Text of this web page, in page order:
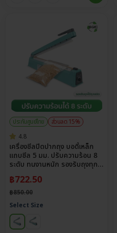
ประกันศูนย์ไทย
ส่วนลด 15%
4.8
เครื่องซีลปิดปากถุง บอดี้เหล็ก
แถบซีล 5 มม. ปรับความร้อน 8
ระดับ ทนงานหนัก รองรับถุงทุก
฿722.50
฿850.00
Select Size